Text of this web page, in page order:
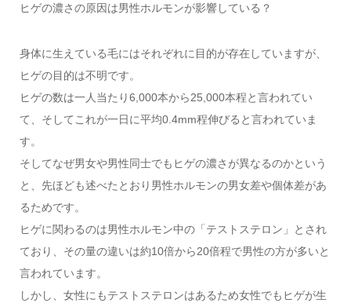
ヒゲの濃さの原因は男性ホルモンが影響している？
身体に生えている毛にはそれぞれに目的が存在していますが、
ヒゲの目的は不明です。
ヒゲの数は一人当たり6,000本から25,000本程と言われてい
て、そしてこれが一日に平均0.4mm程伸びると言われていま
す。
そしてなぜ男女や男性同士でもヒゲの濃さが異なるのかという
と、先ほども述べたとおり男性ホルモンの男女差や個体差があ
るためです。
ヒゲに関わるのは男性ホルモン中の「テストステロン」とされ
ており、その量の違いは約10倍から20倍程で男性の方が多いと
言われています。
しかし、女性にもテストステロンはあるため女性でもヒゲが生